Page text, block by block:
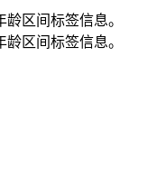
区间标签信息。
区间标签信息。